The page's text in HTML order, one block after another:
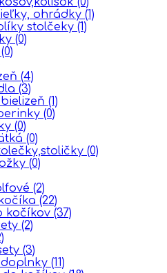
ohrádky (1)
stolčeky (1)
(0)
(0)
(4)
(3)
(1)
(0)
(0)
(0)
(0)
(0)
(2)
(22)
kočíkov (37)
(2)
(3)
doplnky (11)